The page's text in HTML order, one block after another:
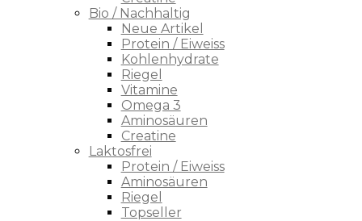
Bio / Nachhaltig
Neue Artikel
Protein / Eiweiss
Kohlenhydrate
Riegel
Vitamine
Omega 3
Aminosäuren
Creatine
Laktosfrei
Protein / Eiweiss
Aminosäuren
Riegel
Topseller